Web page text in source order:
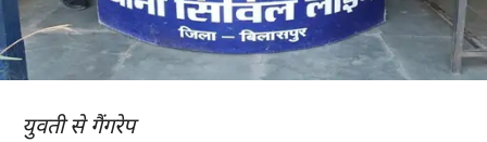
युवती से गैंगरेप